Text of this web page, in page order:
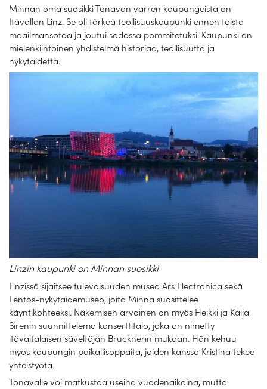
Minnan oma suosikki Tonavan varren kaupungeista on
Itävallan Linz. Se oli tärkeä teollisuuskaupunki ennen toista
maailmansotaa ja joutui sodassa pommitetuksi. Kaupunki on
mielenkiintoinen yhdistelmä historiaa, teollisuutta ja
nykytaidetta.
Linzin kaupunki on Minnan suosikki
Linzissä sijaitsee tulevaisuuden museo Ars Electronica sekä
Lentos-nykytaidemuseo, joita Minna suosittelee
käyntikohteeksi. Näkemisen arvoinen on myös Heikki ja Kaija
Sirenin suunnittelema konserttitalo, joka on nimetty
itävaltalaisen säveltäjän Brucknerin mukaan. Hän kehuu
myös kaupungin paikallisoppaita, joiden kanssa Kristina tekee
yhteistyötä.
Tonavalle voi matkustaa useina vuodenaikoina, mutta